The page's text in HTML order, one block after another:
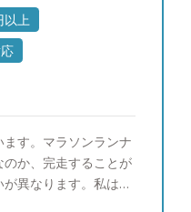
以上
す。マラソンランナ
か、完走することが
異なります。私はお